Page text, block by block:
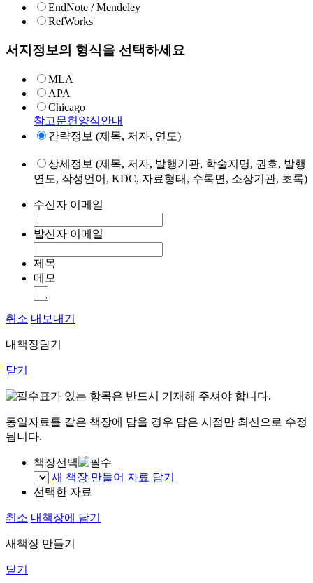
EndNote / Mendeley
RefWorks
서지정보의 형식을 선택하세요
MLA
APA
Chicago
참고문헌양식안내
간략정보 (제목, 저자, 연도)
상세정보 (제목, 저자, 발행기관, 학술지명, 권호, 발행
연도, 작성언어, KDC, 자료형태, 수록면, 소장기관, 초록)
수신자 이메일
발신자 이메일
제목
메모
취소 내보내기
내책장담기
닫기
표가 있는 항목은 반드시 기재해 주셔야 합니다.
동일자료를 같은 책장에 담을 경우 담은 시점만 최신으로 수정
됩니다.
책장선택
새 책장 만들어 자료 담기
선택한 자료
취소 내책장에 담기
새책장 만들기
닫기